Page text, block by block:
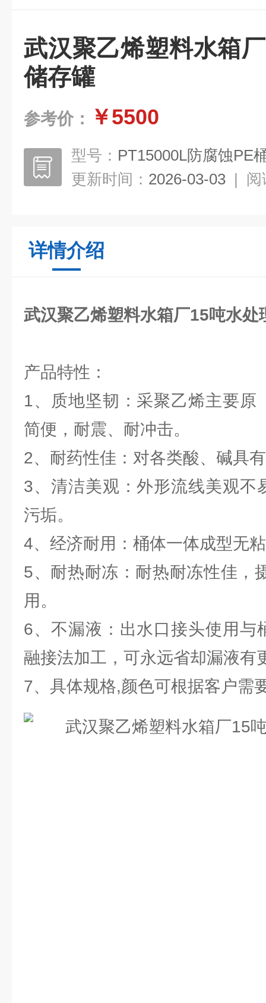
武汉聚乙烯塑料水箱
储存罐
参考价： ￥5500
型号： PT15000L防腐蚀PE
更新时间： 2026-03-03 | 阅
详情介绍
武汉聚乙烯塑料水箱厂15吨水处
产品特性：
1、质地坚韧：采聚乙烯主要
简便，耐震、耐冲击。
2、耐药性佳：对各类酸、碱具
3、清洁美观：外形流线美观
污垢。
4、经济耐用：桶体一体成型无
5、耐热耐冻：耐热耐冻性佳，
用。
6、不漏液：出水口接头使用
融接法加工，可永远省却漏液
7、具体规格,颜色可根据客户需